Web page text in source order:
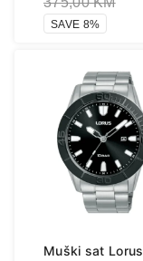
SAVE 8%
Muški sat Lorus